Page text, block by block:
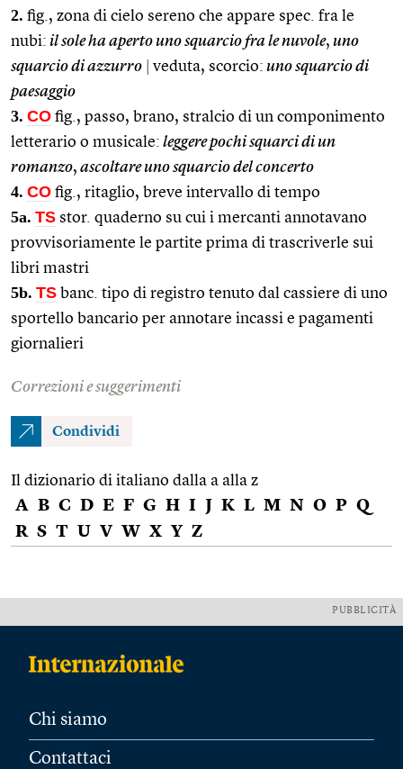
2. fig., zona di cielo sereno che appare spec. fra le
nubi: il sole ha aperto uno squarcio fra le nuvole, uno
squarcio di azzurro
veduta, scorcio: uno squarcio di
paesaggio
3. CO fig., passo, brano, stralcio di un componimento
letterario o musicale: leggere pochi squarci di un
romanzo, ascoltare uno squarcio del concerto
4. CO fig., ritaglio, breve intervallo di tempo
5a. TS stor. quaderno su cui i mercanti annotavano
provvisoriamente le partite prima di trascriverle sui
libri mastri
5b. TS banc. tipo di registro tenuto dal cassiere di uno
sportello bancario per annotare incassi e pagamenti
giornalieri
Correzioni e suggerimenti
Condividi
Il dizionario di italiano dalla a alla z
A B C D E F G H I J K L M N O P Q
R S T U V W X Y Z
PUBBLICITÀ
Chi siamo
Contattaci